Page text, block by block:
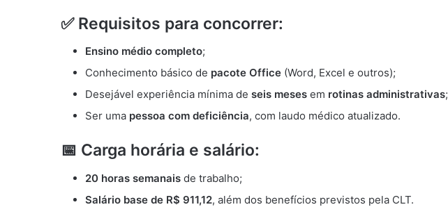
✅ Requisitos para concorrer:
Ensino médio completo;
Conhecimento básico de pacote Office (Word, Excel e outros);
Desejável experiência mínima de seis meses em rotinas administrativas;
Ser uma pessoa com deficiência, com laudo médico atualizado.
📅 Carga horária e salário:
20 horas semanais de trabalho;
Salário base de R$ 911,12, além dos benefícios previstos pela CLT.